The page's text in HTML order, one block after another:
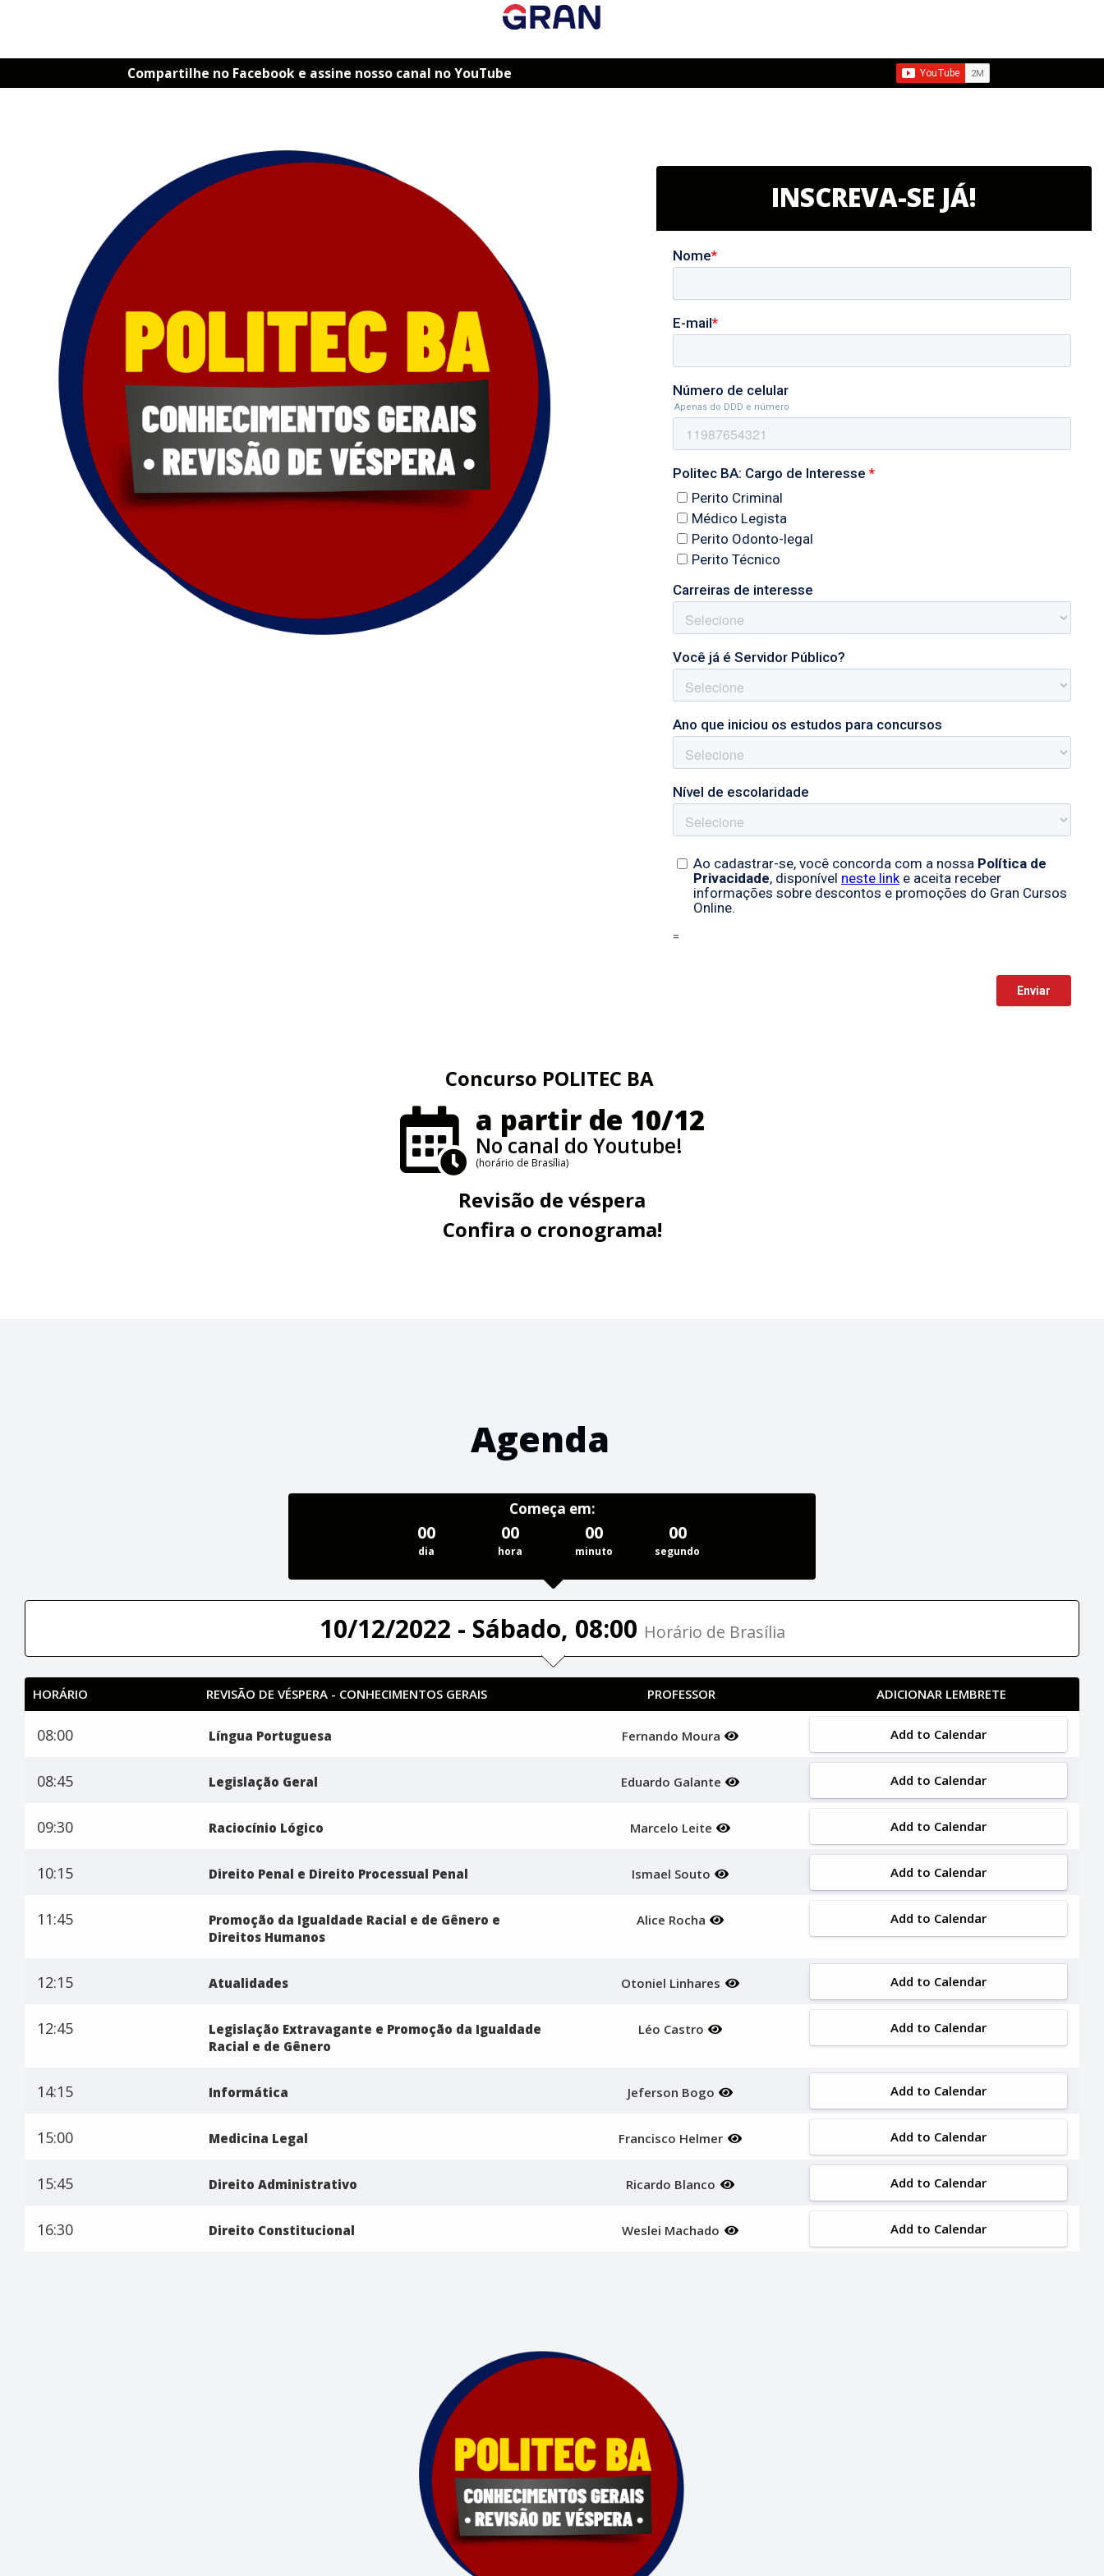
Compartilhe no Facebook e assine nosso canal no YouTube
INSCREVA-SE JÁ!
Concurso POLITEC BA
a partir de 10/12
No canal do Youtube!
(horário de Brasília)
Revisão de véspera
Confira o cronograma!
Agenda
Começa em:
00
dia
00
hora
00
minuto
00
segundo
10/12/2022 - Sábado, 08:00 Horário de Brasília
HORÁRIO REVISÃO DE VÉSPERA - CONHECIMENTOS GERAIS PROFESSOR ADICIONAR LEMBRETE
08:00 Língua Portuguesa Fernando Moura Add to Calendar
08:45 Legislação Geral Eduardo Galante Add to Calendar
09:30 Raciocínio Lógico Marcelo Leite Add to Calendar
10:15 Direito Penal e Direito Processual Penal Ismael Souto Add to Calendar
11:45
Promoção da Igualdade Racial e de Gênero e
Direitos Humanos
Alice Rocha Add to Calendar
12:15 Atualidades Otoniel Linhares Add to Calendar
12:45
Legislação Extravagante e Promoção da Igualdade
Racial e de Gênero
Léo Castro Add to Calendar
14:15 Informática Jeferson Bogo Add to Calendar
15:00 Medicina Legal Francisco Helmer Add to Calendar
15:45 Direito Administrativo Ricardo Blanco Add to Calendar
16:30 Direito Constitucional Weslei Machado Add to Calendar